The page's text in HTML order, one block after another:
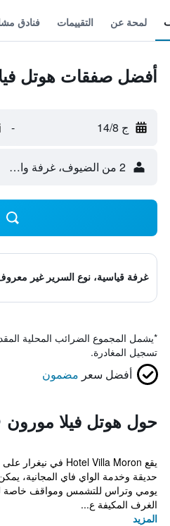
لمحة عن التقييمات فنادق
أفضل صفقات هوتل
ج 14/8 -
2 من الضيوف، غرفة واحدة
غرفة قياسية، نوع السرير غير
*يشمل المجموع الضرائب المحلية
تسجيل المغادرة.
أفضل سعر مضمون
حول هوتل فيلا مورون
حديقة وخدمة الواي فاي المجانية،
يومي وتراس للتشمس ومواقف خاصة
الغرف المكيفة ع...
المزيد